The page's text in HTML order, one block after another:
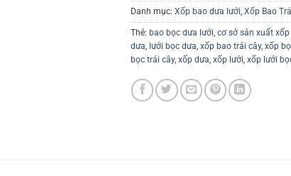
Danh mục: Xốp bao dưa lưới, Xốp Bao
Thẻ: bao bọc dưa lưới, cơ sở sản xuất
dưa, lưới bọc dưa, xốp bao trái cây, xốp
bọc trái cây, xốp dưa, xốp lưới, xốp lưới